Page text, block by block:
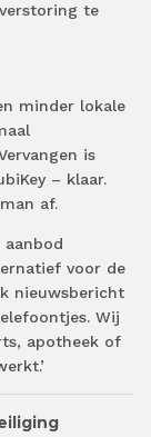
te
minder lokale
is
– klaar.
af.
aanbod
voor de
nieuwsbericht
Wij
apotheek of